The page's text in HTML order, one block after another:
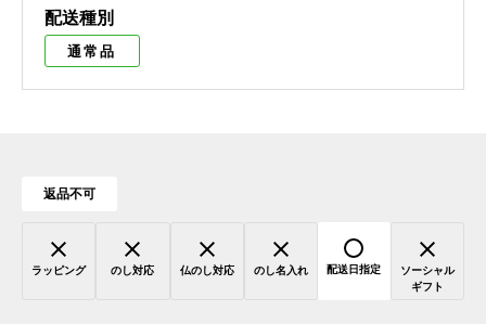
配送種別
通常品
返品不可
ラッピング のし対応 仏のし対応 のし名入れ 配送日指定
ソーシャル
ギフト